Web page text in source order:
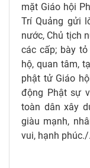
mặt Giáo hội
Trí Quảng gửi
nước, Chủ tịch
các cấp; bày
hộ, quan tâm,
phật tử Giáo
động Phật sự
toàn dân xây
giàu mạnh,
vui, hạnh phúc./.